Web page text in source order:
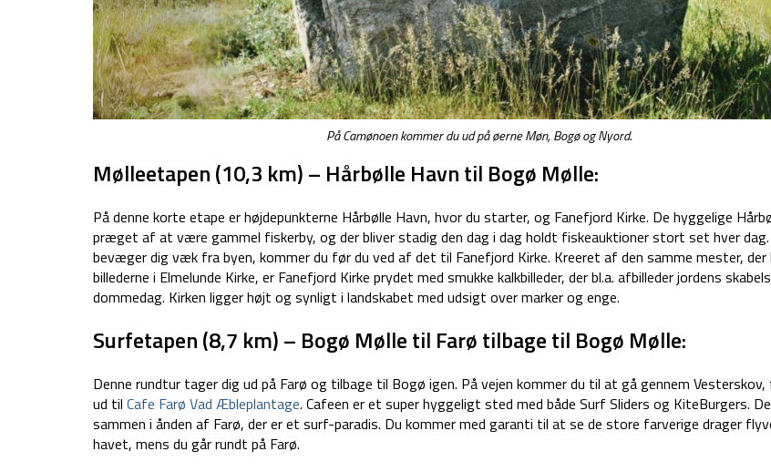
På Camønoen kommer du ud på øerne Møn, Bogø og Nyord.
Mølleetapen (10,3 km) – Hårbølle Havn til Bogø Mølle:
På denne korte etape er højdepunkterne Hårbølle Havn, hvor du starter, og Fanefjord Kirke. De hyggelige
præget af at være gammel fiskerby, og der bliver stadig den dag i dag holdt fiskeauktioner stort set hver dag.
bevæger dig væk fra byen, kommer du før du ved af det til Fanefjord Kirke. Kreeret af den samme mester, der
billederne i Elmelunde Kirke, er Fanefjord Kirke prydet med smukke kalkbilleder, der bl.a. afbilleder jordens
dommedag. Kirken ligger højt og synligt i landskabet med udsigt over marker og enge.
Surfetapen (8,7 km) – Bogø Mølle til Farø tilbage til Bogø Mølle:
Denne rundtur tager dig ud på Farø og tilbage til Bogø igen. På vejen kommer du til at gå gennem
ud til Cafe Farø Vad Æbleplantage. Cafeen er et super hyggeligt sted med både Surf Sliders og KiteBurgers.
sammen i ånden af Farø, der er et surf-paradis. Du kommer med garanti til at se de store farverige drager
havet, mens du går rundt på Farø.